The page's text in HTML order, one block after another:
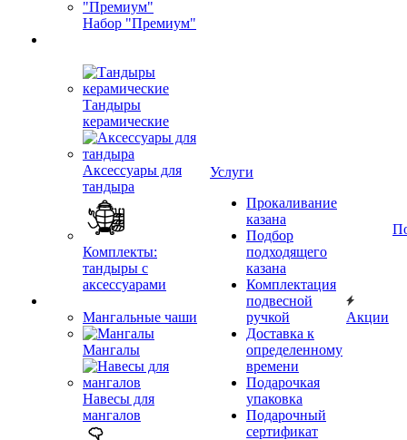
Набор "Премиум"
Тандыры
керамические
Аксессуары для
тандыра
Комплекты:
тандыры с
аксессуарами
Мангальные чаши
Мангалы
Навесы для
мангалов
Услуги
Прокаливание
казана
Подбор
подходящего
казана
Комплектация
подвесной
ручкой
Доставка к
определенному
времени
Подарочкая
упаковка
Подарочный
сертификат
Акции